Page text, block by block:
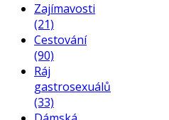
Zajímavosti
(21)
Cestování
(90)
Ráj
gastrosexuálů
(33)